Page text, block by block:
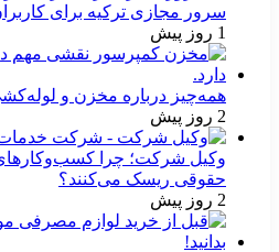
سرور مجازی ترکیه برای
1 روز پیش
همه‌چیز درباره مخزن و
2 روز پیش
وکیل شرکت؛ چرا
حقوقی ریسک می‌کنند؟
2 روز پیش